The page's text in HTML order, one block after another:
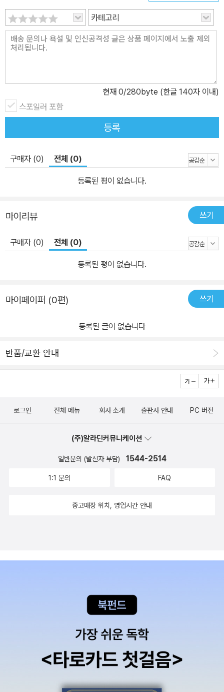
D는 유니티 3D에 대한 소개를 담고 있다. 유니티 3D는 게임을 제작
을 도와주고, 제작된 게임을 웹, PC, iOS, 위웨어(WiiWare) 같은 플
랫폼에서 구동시켜주는 게임 엔진이다. 안드로이드와 엑스박스 라이
브 아케이드에서의 구동을 위한 모듈은 현재 개발 중이다. 다중접속
로 만들어진 웹 브라우저 기반의 게임을 살펴봄으로써, 이 엔진의 기
능을 가늠할 것이다. 그러고 나서 직접 유니티 3D를 내려 받고 설치
한 다음에 그 안에 들어있는 섬(Island) 데모를 가지고 재미있게 놀아
(Skin)과 메카닉(Mechanic)이라는 개념의 차이를 살펴볼 것이다.
웜즈(Worms)와 마리오 테니스(Mario Tennis)와 스콜치트 어쓰(S
corched Earth) 같은 비디오 게임 역사 속의 사례를 통해, 복잡하고
재미있는 게임의 출발점이 되는 작고 단일한 재미 요소를 찾아낸다.
담스럽게 거대한 덩어리를 초보자가 다룰 수 있는 프로젝트로 걸러내
는 방법을 배울 것이다. 3장, 게임 프로젝트 1: 티커 테이커(Ticker T
aker) 1부에서는 처음으로 유니티 3D를 활용해 실제 게임을 만들게
된다. 유니티의 작업 환경을 살펴보고, 프리미티브(Primitive)의 생
성과 배치, 물리 재질(Physics Material)과 리지드바디(Rigidbod
앞에서 개발하던 공 튕기기 게임에 스크립팅(Scripting)을 접목하게
된다. 자세한 설명에 따라 간단한 코드를 작성해서 마우스에 따라 패
컴퓨터 수업과는 달리 프로그래밍에 대한 재미를 배가시켜 줄 게임
어(Robot Repair) 1부에서는 게임 개발에서 자칫 간과되기 쉬운,
게임의 로비라고 할 수 있는 유저 인터페이스 디자인(User Interfac
e Design)을 소개한다. 버튼, 로고, 스크린, 다이얼, 바, 슬라이더 같
직접 마주하는 부분이며, 그 자체로 독립된 개발 영역이라고 할 수 있
어를 안내할 컨트롤과 기타 세세한 요소를 만들 수 있다. 이러한 인터
페이스 시스템을 살펴보고, 이것을 이용한 2D 게임을 직접 제작할 것
추기 게임인 로봇 리페어를 절반 정도 완성하게 될 것이다. 6장, 게임
있는 중요한 기능을 익히게 된다. 6장을 마칠 때면 유니티 GUI 시스
기초 지식을 갖추게 될 것이다. 7장, 게임 시계는 독립된 장으로서 게
임에 사용되는 시계의 제작 방식을 가르쳐 준다. 여기서 배울 세 종류
의 시계는 숫자로 표시되는 시계와 바가 줄어드는 형태의 시계와 파
이 형태의 시계인데, 모두가 동일한 기본 코드에 기초한다. 7장에서
만든 시계는 이 책에 나오는 다른 프로젝트만이 아니라 다른 어떤 게
임에서도 활용할 수 있다. 8장, 게임 프로젝트 1: 티커 테이커 2부에
서는 앞에서 만든 공 튕기기 게임으로 돌아가서, 프리미티브를 실제
카테고리
현재 0/280byte (한글 140자 이내)
스포일러 포함
등록
구매자 (0) 전체 (0)
등록된 평이 없습니다.
마이리뷰 쓰기
구매자 (0) 전체 (0)
등록된 평이 없습니다.
마이페이퍼 (0편) 쓰기
등록된 글이 없습니다
반품/교환 안내
로그인 전체 메뉴 회사 소개 출판사 안내 PC 버전
(주)알라딘커뮤니케이션
일반문의 (발신자 부담) 1544-2514
1:1 문의 FAQ
중고매장 위치, 영업시간 안내